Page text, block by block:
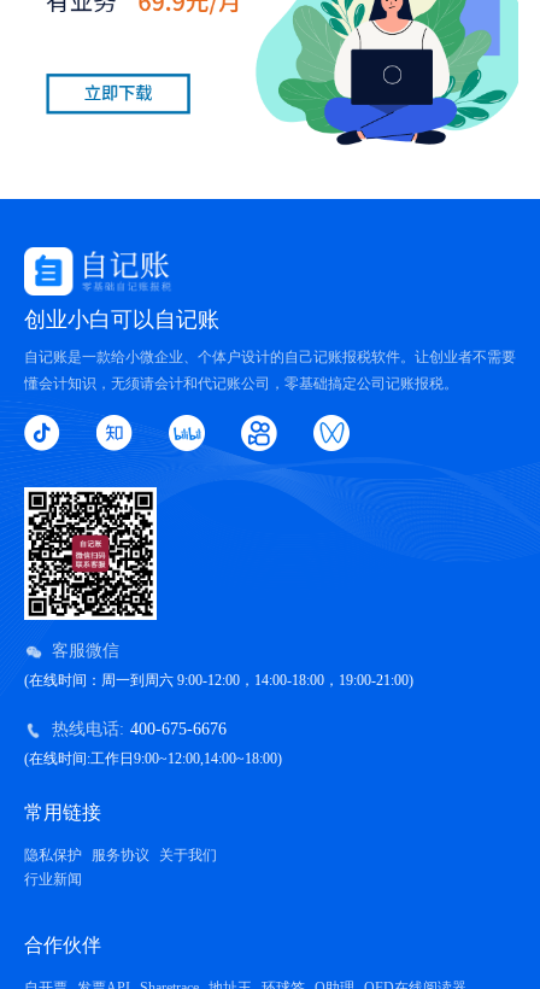
创业小白可以自记账
自记账是一款给小微企业、个体户设计的自己记账报税软件。让创业者不需要
懂会计知识，无须请会计和代记账公司，零基础搞定公司记账报税。
客服微信
(在线时间：周一到周六 9:00-12:00，14:00-18:00，19:00-21:00)
热线电话: 400-675-6676
(在线时间:工作日9:00~12:00,14:00~18:00)
常用链接
隐私保护 服务协议
关于我们
行业新闻
合作伙伴